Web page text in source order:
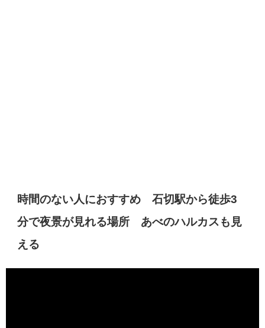
時間のない人におすすめ 石切駅から徒歩3
分で夜景が見れる場所 あべのハルカスも見
える